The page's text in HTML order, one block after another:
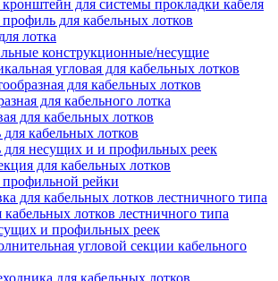
для системы прокладки кабеля
для кабельных лотков
лотка
конструкционные/несущие
угловая для кабельных лотков
для кабельных лотков
для кабельного лотка
для кабельных лотков
кабельных лотков
для несущих и и профильных реек
для кабельных лотков
профильной рейки
для кабельных лотков лестничного типа
кабельных лотков лестничного типа
и профильных реек
угловой секции кабельного
для кабельных лотков